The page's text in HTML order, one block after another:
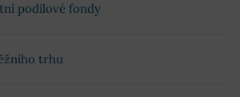
podílové fondy
trhu